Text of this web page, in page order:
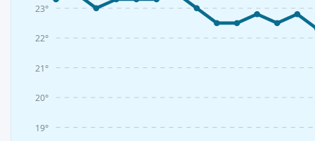
19°
20°
21°
22°
23°